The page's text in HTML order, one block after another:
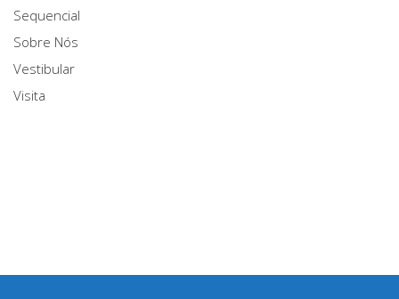
Sequencial
Sobre Nós
Vestibular
Visita